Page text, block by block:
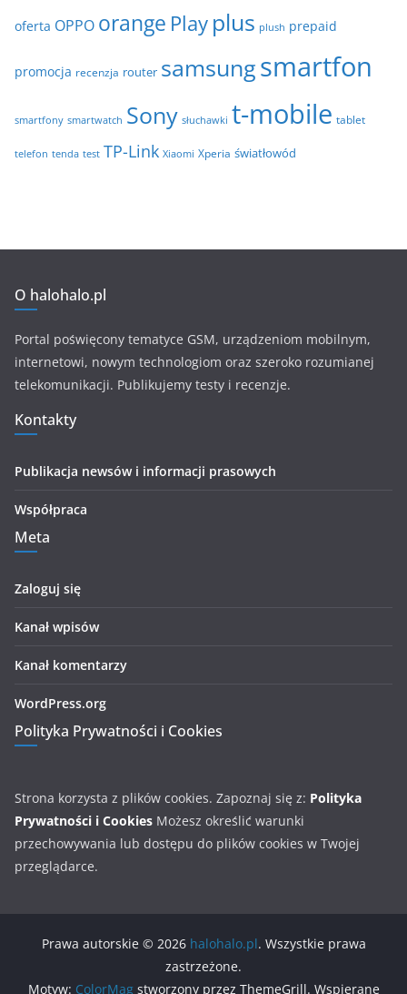
oferta OPPO orange Play plus plush prepaid
promocja recenzja router samsungsmartfon
smartfony smartwatch Sony słuchawki t-mobile tablet
telefon tenda test TP-Link Xiaomi Xperia światłowód
O halohalo.pl
Portal poświęcony tematyce GSM, urządzeniom mobilnym,
internetowi, nowym technologiom oraz szeroko rozumianej
telekomunikacji. Publikujemy testy i recenzje.
Kontakty
Publikacja newsów i informacji prasowych
Współpraca
Meta
Zaloguj się
Kanał wpisów
Kanał komentarzy
WordPress.org
Polityka Prywatności i Cookies
Strona korzysta z plików cookies. Zapoznaj się z: Polityka
Prywatności i Cookies Możesz określić warunki
przechowywania lub dostępu do plików cookies w Twojej
przeglądarce.
Prawa autorskie © 2026 halohalo.pl. Wszystkie prawa
zastrzeżone.
Motyw: ColorMagstworzony przez ThemeGrill. Wspierane